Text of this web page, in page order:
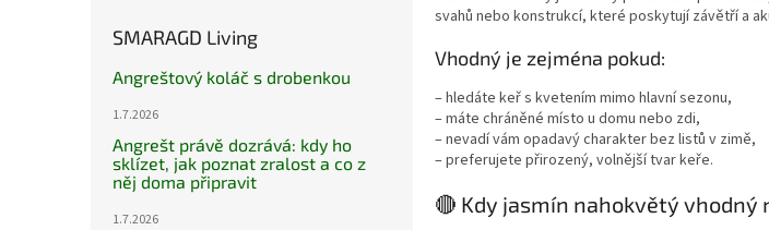
SMARAGD Living
Angreštový koláč s drobenkou
1.7.2026
Angrešt právě dozrává: kdy ho
sklízet, jak poznat zralost a co z
něj doma připravit
1.7.2026
svahů nebo konstrukcí, které poskytují závětří a
Vhodný je zejména pokud:
– hledáte keř s kvetením mimo hlavní sezonu,
– máte chráněné místo u domu nebo zdi,
– nevadí vám opadavý charakter bez listů v zimě,
– preferujete přirozený, volnější tvar keře.
🔴 Kdy jasmín nahokvětý vhodný